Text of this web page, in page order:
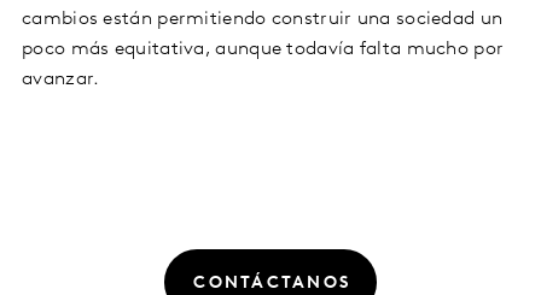
cambios están permitiendo construir una sociedad un
poco más equitativa, aunque todavía falta mucho por
avanzar.
CONTÁCTANOS